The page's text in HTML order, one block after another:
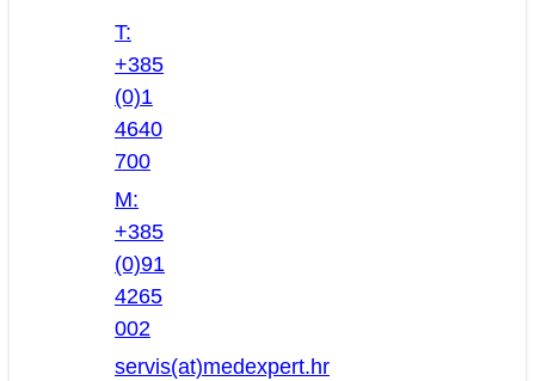
T:
+385
(0)1
4640
700
M:
+385
(0)91
4265
002
servis(at)medexpert.hr